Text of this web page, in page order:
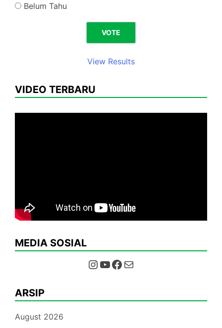
Belum Tahu
View Results
VIDEO TERBARU
MEDIA SOSIAL
Instagram YouTube Facebook Mail
ARSIP
August 2026